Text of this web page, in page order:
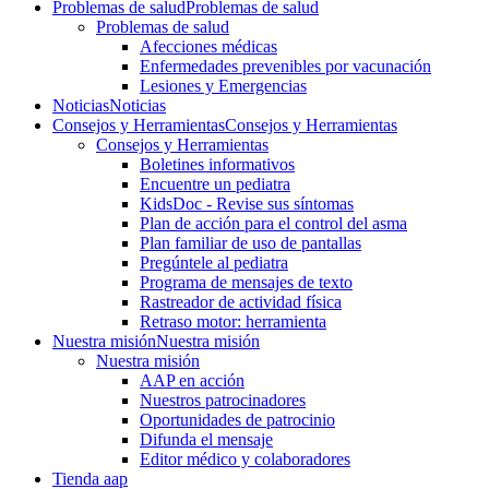
Problemas de saludProblemas de salud
Problemas de salud
Afecciones médicas
Enfermedades prevenibles por vacunación
Lesiones y Emergencias
NoticiasNoticias
Consejos y HerramientasConsejos y Herramientas
Consejos y Herramientas
Boletines informativos
Encuentre un pediatra
KidsDoc - Revise sus síntomas
Plan de acción para el control del asma
Plan familiar de uso de pantallas
Pregúntele al pediatra
Programa de mensajes de texto
Rastre​​ador de activida​d física
Retraso motor: herramienta
Nuestra misiónNuestra misión
Nuestra misión
AAP en acción
Nuestros patrocinadores
Oportunidades de patrocinio
Difunda el mensaje
Editor médico y colaboradores
Tienda aap